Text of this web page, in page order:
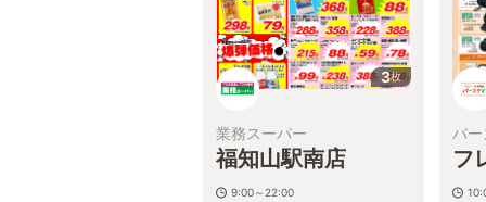
3枚
業務スーパー
福知山駅南店
9:00～22:00
バー
フ